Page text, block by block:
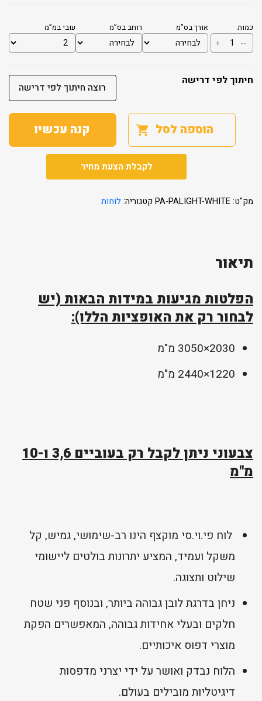
כמות
--
כמות
של
מוקצף
+
אורך בס”מ רוחב בס”מ עובי במ”מ
חיתוך לפי דרישה
רוצה חיתוך לפי דרישה
הוספה לסל קנה עכשיו
לקבלת הצעת מחיר
מק"ט:PA-PALIGHT-WHITE קטגוריה:לוחות
תיאור
הפלטות מגיעות במידות הבאות (יש
לבחור רק את האופציות הללו):
2030×3050 מ"מ
1220×2440 מ"מ
צבעוני ניתן לקבל רק בעוביים 3,6 ו-10
מ"מ
לוח פי.וי.סי מוקצף הינו רב-שימושי, גמיש, קל
משקל ועמיד, המציע יתרונות בולטים ליישומי
שילוט ותצוגה.
ניחן בדרגת לובן גבוהה ביותר, ובנוסף פני שטח
חלקים ובעלי אחידות גבוהה, המאפשרים הפקת
מוצרי דפוס איכותיים.
הלוח נבדק ואושר על ידי יצרני מדפסות
דיגיטליות מובילים בעולם.